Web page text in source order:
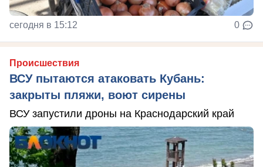
сегодня в 15:12 0
Происшествия
ВСУ пытаются атаковать Кубань:
закрыты пляжи, воют сирены
ВСУ запустили дроны на Краснодарский край